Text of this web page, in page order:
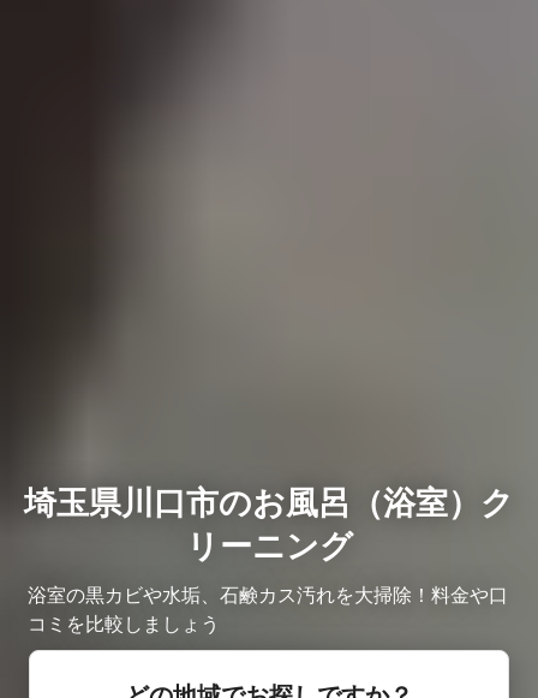
埼玉県川口市のお風呂（浴室）ク
リーニング
浴室の黒カビや水垢、石鹸カス汚れを大掃除！料金や口
コミを比較しましょう